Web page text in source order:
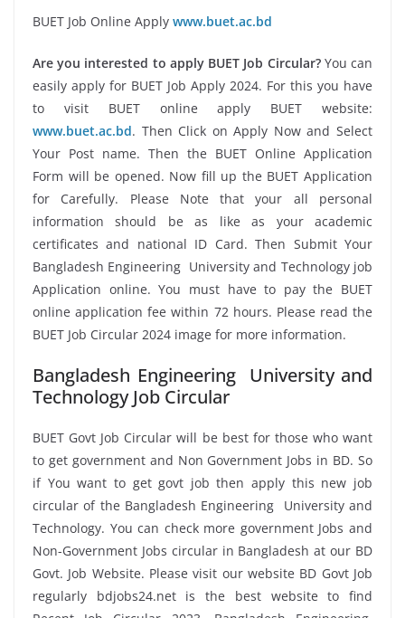
BUET Job Online Apply www.buet.ac.bd
Are you interested to apply BUET Job Circular? You can
easily apply for BUET Job Apply 2024. For this you have
to visit BUET online apply BUET website:
www.buet.ac.bd. Then Click on Apply Now and Select
Your Post name. Then the BUET Online Application
Form will be opened. Now fill up the BUET Application
for Carefully. Please Note that your all personal
information should be as like as your academic
certificates and national ID Card. Then Submit Your
Bangladesh Engineering University and Technology job
Application online. You must have to pay the BUET
online application fee within 72 hours. Please read the
BUET Job Circular 2024 image for more information.
Bangladesh Engineering University and
Technology Job Circular
BUET Govt Job Circular will be best for those who want
to get government and Non Government Jobs in BD. So
if You want to get govt job then apply this new job
circular of the Bangladesh Engineering University and
Technology. You can check more government Jobs and
Non-Government Jobs circular in Bangladesh at our BD
Govt. Job Website. Please visit our website BD Govt Job
regularly bdjobs24.net is the best website to find